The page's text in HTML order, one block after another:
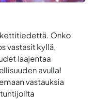
Onko
vastasit kyllä,
laajentaa
avulla!
vastauksia